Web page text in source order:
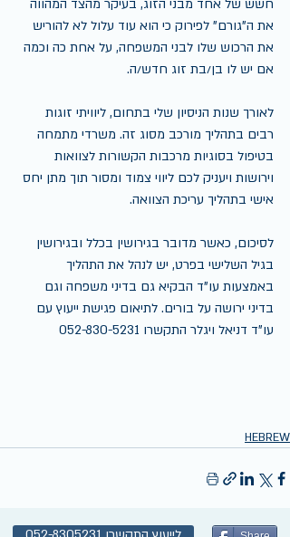
חשש של אחד מבני הזוג, בעיקר מהצד המהווה
את ה"גורם" לפירוק כי הוא עוד עלול לא להוריש
את הרכוש שלו לבני המשפחה, על אחת כה וכמה
אם יש לו בן/בת זוג חדש/ה.
לאורך שנות הניסיון שלי בתחום, ליוויתי זוגות
רבים בתהליך מורכב מסוג זה. משרדי מתמחה
בטיפול בסוגיות מרכבות הקשורות לצוואות
וירושות ויעניק לכם ליווי צמוד ומסור תוך מתן יחס
אישי בתהליך עריכת הצוואה.
לסיכום, כאשר מדובר בגירושין בכלל ובגירושין
בגיל השלישי בפרט, יש לנהל את התהליך
באמצעות עו"ד הבקיא גם בדיני משפחה וגם
בדיני ירושה על בורים. לתיאום פגישת ייעוץ עם
עו"ד דניאל ויגלר התקשרו 052-830-5231
HEBREW